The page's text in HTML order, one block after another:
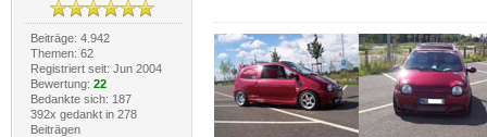
Beiträge: 4.942
Themen: 62
Registriert seit: Jun 2004
Bewertung: 22
Bedankte sich: 187
392x gedankt in 278
Beiträgen